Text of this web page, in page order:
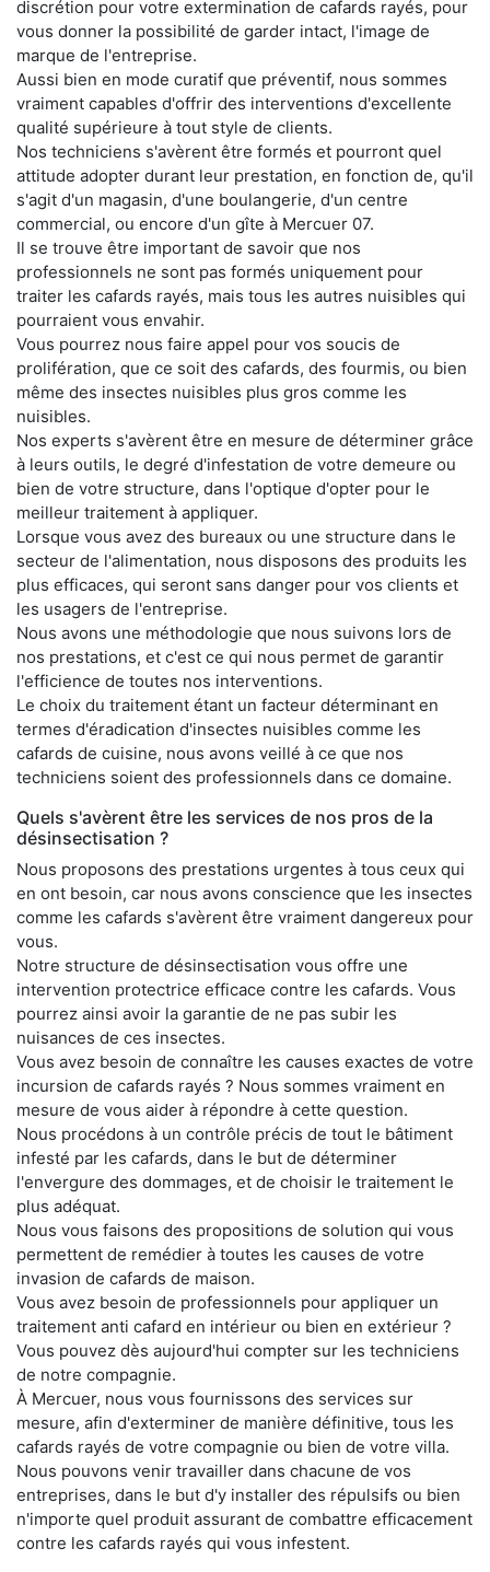
discrétion pour votre extermination de cafards rayés, pour
vous donner la possibilité de garder intact, l'image de
marque de l'entreprise.
Aussi bien en mode curatif que préventif, nous sommes
vraiment capables d'offrir des interventions d'excellente
qualité supérieure à tout style de clients.
Nos techniciens s'avèrent être formés et pourront quel
attitude adopter durant leur prestation, en fonction de, qu'il
s'agit d'un magasin, d'une boulangerie, d'un centre
commercial, ou encore d'un gîte à Mercuer 07.
Il se trouve être important de savoir que nos
professionnels ne sont pas formés uniquement pour
traiter les cafards rayés, mais tous les autres nuisibles qui
pourraient vous envahir.
Vous pourrez nous faire appel pour vos soucis de
prolifération, que ce soit des cafards, des fourmis, ou bien
même des insectes nuisibles plus gros comme les
nuisibles.
Nos experts s'avèrent être en mesure de déterminer grâce
à leurs outils, le degré d'infestation de votre demeure ou
bien de votre structure, dans l'optique d'opter pour le
meilleur traitement à appliquer.
Lorsque vous avez des bureaux ou une structure dans le
secteur de l'alimentation, nous disposons des produits les
plus efficaces, qui seront sans danger pour vos clients et
les usagers de l'entreprise.
Nous avons une méthodologie que nous suivons lors de
nos prestations, et c'est ce qui nous permet de garantir
l'efficience de toutes nos interventions.
Le choix du traitement étant un facteur déterminant en
termes d'éradication d'insectes nuisibles comme les
cafards de cuisine, nous avons veillé à ce que nos
techniciens soient des professionnels dans ce domaine.
Quels s'avèrent être les services de nos pros de la
désinsectisation ?
Nous proposons des prestations urgentes à tous ceux qui
en ont besoin, car nous avons conscience que les insectes
comme les cafards s'avèrent être vraiment dangereux pour
vous.
Notre structure de désinsectisation vous offre une
intervention protectrice efficace contre les cafards. Vous
pourrez ainsi avoir la garantie de ne pas subir les
nuisances de ces insectes.
Vous avez besoin de connaître les causes exactes de votre
incursion de cafards rayés ? Nous sommes vraiment en
mesure de vous aider à répondre à cette question.
Nous procédons à un contrôle précis de tout le bâtiment
infesté par les cafards, dans le but de déterminer
l'envergure des dommages, et de choisir le traitement le
plus adéquat.
Nous vous faisons des propositions de solution qui vous
permettent de remédier à toutes les causes de votre
invasion de cafards de maison.
Vous avez besoin de professionnels pour appliquer un
traitement anti cafard en intérieur ou bien en extérieur ?
Vous pouvez dès aujourd'hui compter sur les techniciens
de notre compagnie.
À Mercuer, nous vous fournissons des services sur
mesure, afin d'exterminer de manière définitive, tous les
cafards rayés de votre compagnie ou bien de votre villa.
Nous pouvons venir travailler dans chacune de vos
entreprises, dans le but d'y installer des répulsifs ou bien
n'importe quel produit assurant de combattre efficacement
contre les cafards rayés qui vous infestent.